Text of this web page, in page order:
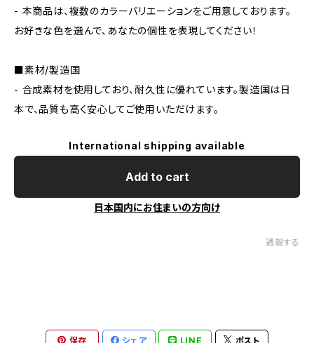
- 本商品は、複数のカラーバリエーションをご用意しております。
お好きな色を選んで、あなたの個性を表現してください！
■素材/製造国
- 合成素材を使用しており、耐久性に優れています。製造国は日
本で、品質も高く安心してご使用いただけます。
International shipping available
Add to cart
日本国内にお住まいの方向け
通報する
保存 シェア LINE ポスト